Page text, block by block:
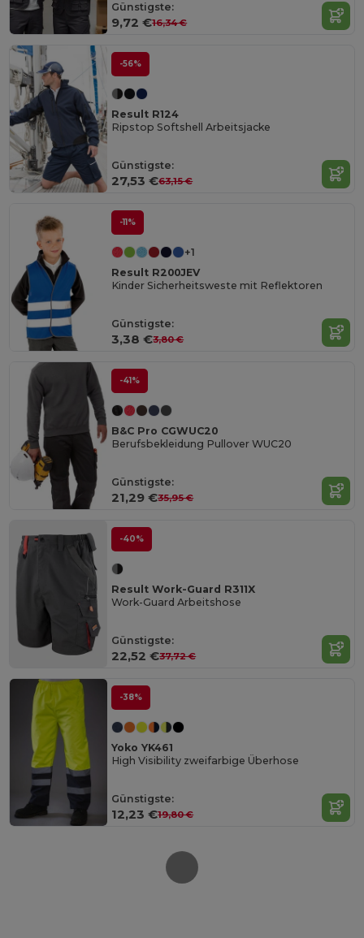
Günstigste:
9,72 €16,34 €
-56%
Result R124
Ripstop Softshell Arbeitsjacke
Günstigste:
27,53 €63,15 €
-11%
+1
Result R200JEV
Kinder Sicherheitsweste mit Reflektoren
Günstigste:
3,38 €3,80 €
-41%
B&C Pro CGWUC20
Berufsbekleidung Pullover WUC20
Günstigste:
21,29 €35,95 €
-40%
Result Work-Guard R311X
Work-Guard Arbeitshose
Günstigste:
22,52 €37,72 €
-38%
Yoko YK461
High Visibility zweifarbige Überhose
Günstigste:
12,23 €19,80 €